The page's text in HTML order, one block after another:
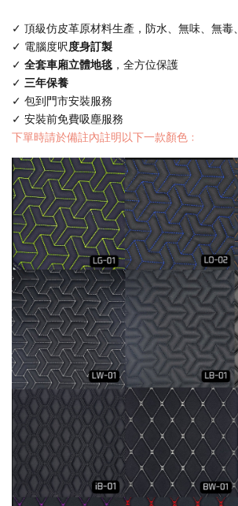
✓ 頂級仿皮革原材料生產，防水、無味、無毒、
✓ 電腦度呎度身訂製
✓ 全套車廂立體地毯，全方位保護
✓ 三年保養
✓ 包到門市安裝服務
✓ 安裝前免費吸塵服務
下單時請於備註內註明以下一款顏色﹕